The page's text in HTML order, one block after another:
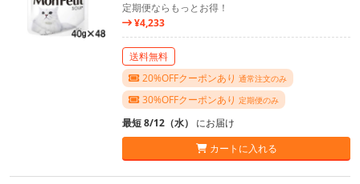
定期便ならもっとお得！
¥4,233
送料無料
20%OFFクーポンあり 通常注文のみ
30%OFFクーポンあり 定期便のみ
最短 8/12（水） にお届け
カートに入れる